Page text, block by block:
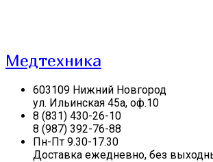
Медтехника
603109 Нижний Новгород
ул. Ильинская 45а, оф.10
8 (831) 430-26-10
8 (987) 392-76-88
Пн-Пт 9.30-17.30
Доставка ежедневно, без